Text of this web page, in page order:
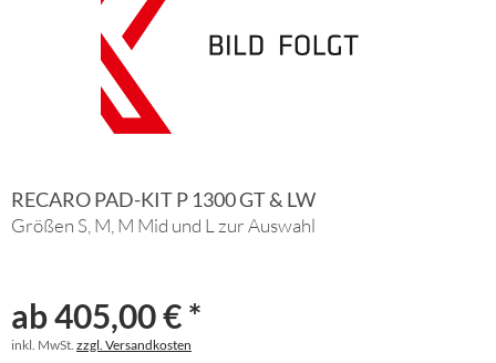
RECARO PAD-KIT P 1300 GT & LW
Größen S, M, M Mid und L zur Auswahl
ab 405,00 € *
inkl. MwSt. zzgl. Versandkosten